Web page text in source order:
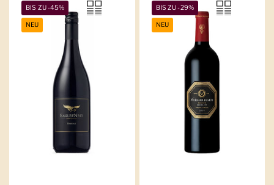
BIS ZU -45%
NEU
BIS ZU -29%
NEU